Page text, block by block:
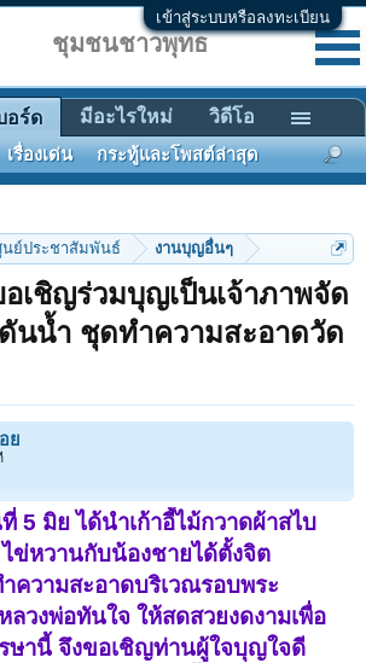
เข้าสู่ระบบหรือลงทะเบียน
ย์ประชาสัมพันธ์ งานบุญอื่นๆ
เชิญร่วมบุญเป็นเจ้าภาพจัด
นน้ำ ชุดทำความสะอาดวัด
ย
5 มิย ได้นำเก้าอี้ไม้กวาดผ้าสไบ
ข่หวานกับน้องชายได้ตั้งจิต
ความสะอาดบริเวณรอบพระ
ลวงพ่อทันใจ ให้สดสวยงดงามเพื่อ
ษานี้ จึงขอเชิญท่านผู้ใจบุญใจดี
ชุมชนชาวพุทธ
อร์ด
เรื่องเด่น กระทู้และโพสต์ล่าสุด
มีอะไรใหม่ วิดีโอ